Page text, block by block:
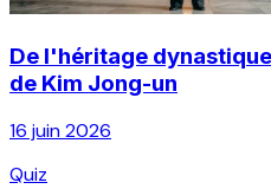
De l'héritage
de Kim Jong-un
16 juin 2026
Quiz